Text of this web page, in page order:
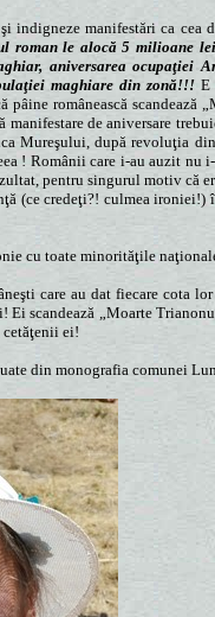
indigneze manifestări ca
roman le alocă 5 milioane
aniversarea
maghiare din zonă!!! E
pâine românească
manifestare de aniversare
Mureşului, după revoluţia
! Românii care i-au auzit
pentru singurul motiv că
(ce credeţi?! culmea
cu toate minorităţile
care au dat fiecare cota
Ei scandează „Moarte
ei!
din monografia comunei